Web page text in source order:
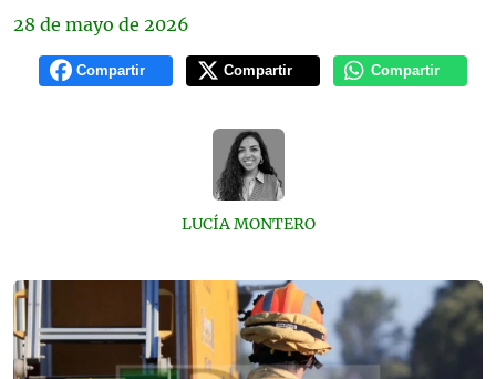
28 de mayo de 2026
Compartir Compartir Compartir
LUCÍA MONTERO